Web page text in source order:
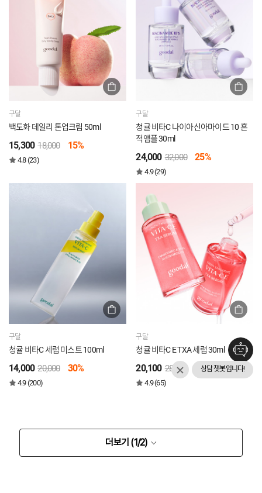
구달
백도화 데일리 톤업크림 50ml
15,300 18,000 15%
4.8 (23)
구달
청귤 비타C 나이아신아마이드 10 흔
적앰플 30ml
24,000 32,000 25%
4.9 (29)
구달
청귤 비타C 세럼 미스트 100ml
14,000 20,000 30%
4.9 (200)
구달
청귤 비타C E TXA 세럼 30ml
20,100 28,000 28%
4.9 (65)
더보기 (1/2)
상담 챗봇입니다!